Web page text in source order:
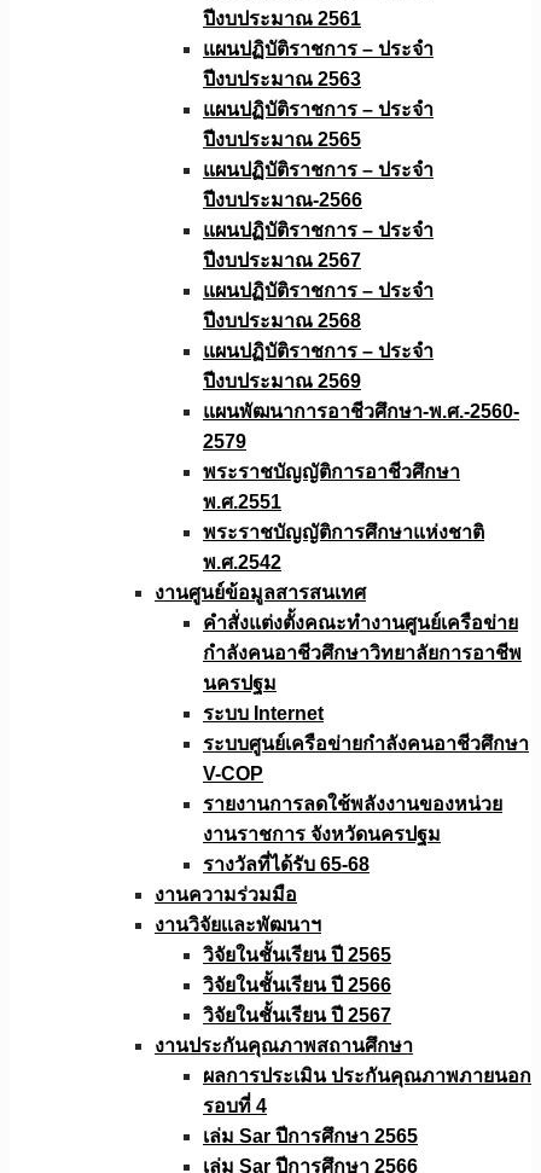
ปีงบประมาณ 2561
แผนปฏิบัติราชการ – ประจำ
ปีงบประมาณ 2563
แผนปฏิบัติราชการ – ประจำ
ปีงบประมาณ 2565
แผนปฏิบัติราชการ – ประจำ
ปีงบประมาณ-2566
แผนปฏิบัติราชการ – ประจำ
ปีงบประมาณ 2567
แผนปฏิบัติราชการ – ประจำ
ปีงบประมาณ 2568
แผนปฏิบัติราชการ – ประจำ
ปีงบประมาณ 2569
แผนพัฒนาการอาชีวศึกษา-พ.ศ.-2560-
2579
พระราชบัญญัติการอาชีวศึกษา
พ.ศ.2551
พระราชบัญญัติการศึกษาแห่งชาติ
พ.ศ.2542
งานศูนย์ข้อมูลสารสนเทศ
คำสั่งแต่งตั้งคณะทำงานศูนย์เครือข่าย
กำลังคนอาชีวศึกษาวิทยาลัยการอาชีพ
นครปฐม
ระบบ Internet
ระบบศูนย์เครือข่ายกำลังคนอาชีวศึกษา
V-COP
รายงานการลดใช้พลังงานของหน่วย
งานราชการ จังหวัดนครปฐม
รางวัลที่ได้รับ 65-68
งานความร่วมมือ
งานวิจัยเเละพัฒนาฯ
วิจัยในชั้นเรียน ปี 2565
วิจัยในชั้นเรียน ปี 2566
วิจัยในชั้นเรียน ปี 2567
งานประกันคุณภาพสถานศึกษา
ผลการประเมิน ประกันคุณภาพภายนอก
รอบที่ 4
เล่ม Sar ปีการศึกษา 2565
เล่ม Sar ปีการศึกษา 2566